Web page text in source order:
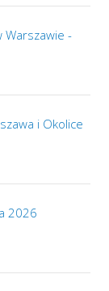
Warszawie -
i Okolice
2026